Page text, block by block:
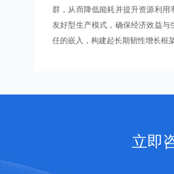
群，从而降低能耗并提升资源利用
友好型生产模式，确保经济效益
任的嵌入，构建起长期韧性增长框
立即